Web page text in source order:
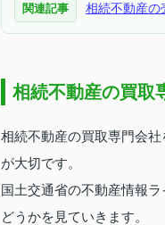
関連記事 相続不動産の
相続不動産の買取
相続不動産の買取専門会
が大切です。
国土交通省の不動産情報
どうかを見ていきます。